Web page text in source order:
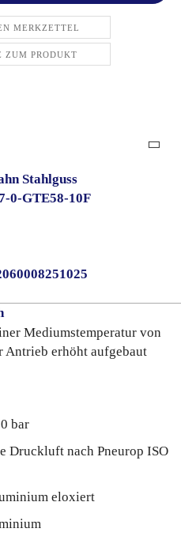
MERKZETTEL
ZUM PRODUKT
Stahlguss
0-GTE58-10F
Mediumstemperatur von
Antrieb erhöht aufgebaut
bar
Druckluft nach Pneurop ISO
eloxiert